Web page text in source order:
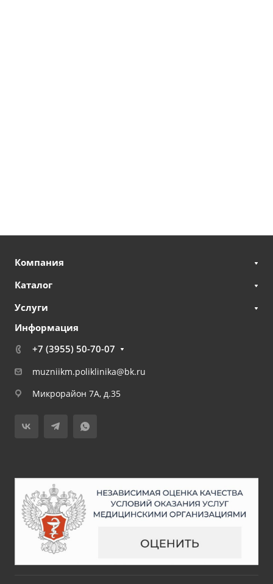
Компания
Каталог
Услуги
Информация
+7 (3955) 50-70-07
muzniikm.poliklinika@bk.ru
Микрорайон 7А, д.35